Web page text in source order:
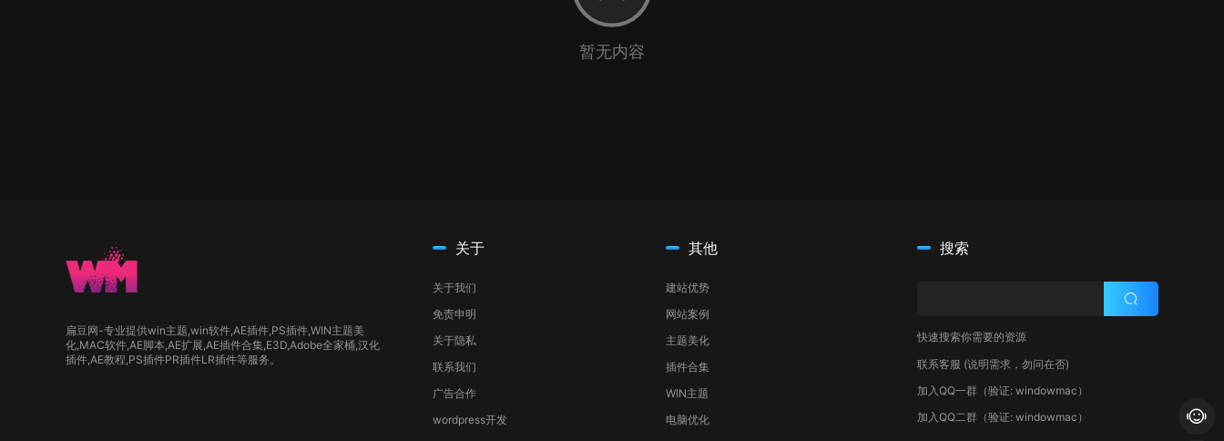
暂无内容
扁豆网-专业提供win主题,win软件,AE插件,PS插件,WIN主题美
化,MAC软件,AE脚本,AE扩展,AE插件合集,E3D,Adobe全家桶,汉化
插件,AE教程,PS插件PR插件LR插件等服务。
关于
关于我们
免责申明
关于隐私
联系我们
广告合作
wordpress开发
其他
建站优势
网站案例
主题美化
插件合集
WIN主题
电脑优化
搜索
快速搜索你需要的资源
联系客服 (说明需求，勿问在否)
加入QQ一群（验证: windowmac）
加入QQ二群（验证: windowmac）